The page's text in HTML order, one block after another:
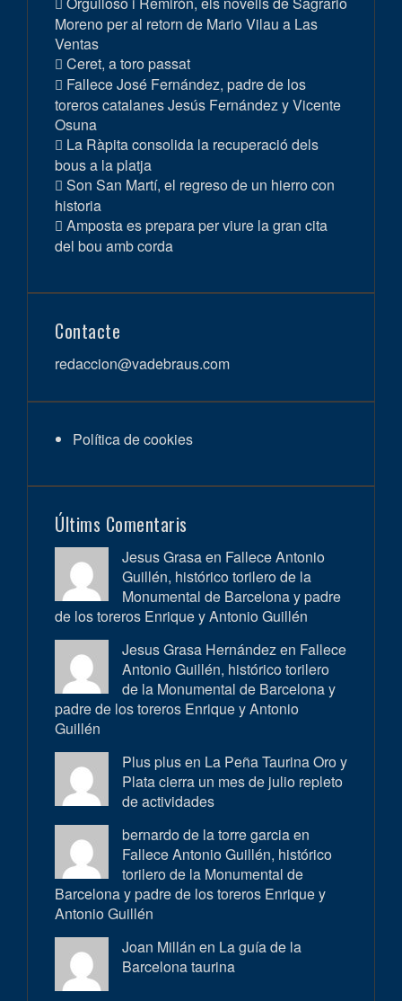
Moreno per al retorn de Mario Vilau a Las
Ventas
Ceret, a toro passat
Fallece José Fernández, padre de los
toreros catalanes Jesús Fernández y Vicente
Osuna
La Ràpita consolida la recuperació dels
bous a la platja
Son San Martí, el regreso de un hierro con
historia
Amposta es prepara per viure la gran cita
del bou amb corda
Contacte
redaccion@vadebraus.com
Política de cookies
Últims Comentaris
Jesus Grasa en Fallece Antonio
Guillén, histórico torilero de la
Monumental de Barcelona y padre
de los toreros Enrique y Antonio Guillén
Jesus Grasa Hernández en Fallece
Antonio Guillén, histórico torilero
de la Monumental de Barcelona y
padre de los toreros Enrique y Antonio
Guillén
Plus plus en La Peña Taurina Oro y
Plata cierra un mes de julio repleto
de actividades
bernardo de la torre garcia en
Fallece Antonio Guillén, histórico
torilero de la Monumental de
Barcelona y padre de los toreros Enrique y
Antonio Guillén
Joan Millán en La guía de la
Barcelona taurina